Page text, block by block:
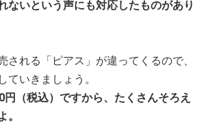
ないという声にも対応したものがあり
される「ピアス」が違ってくるので、
ていきましょう。
（税込）ですから、たくさんそろえ
。